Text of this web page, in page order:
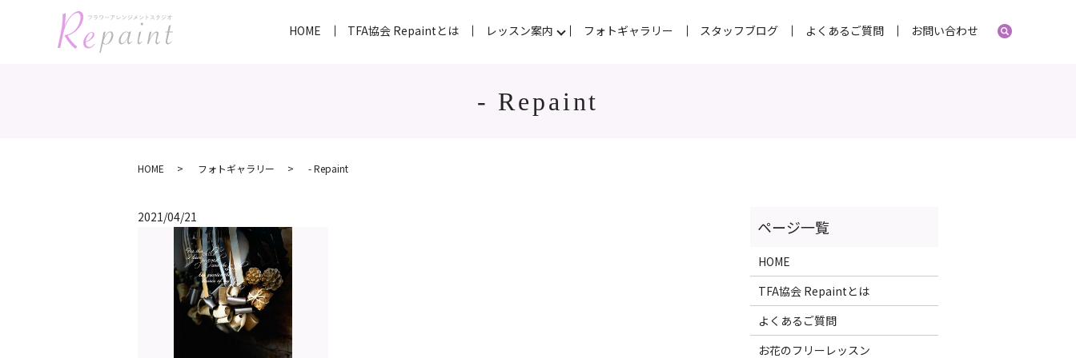
HOME TFA協会 Repaintとは レッスン案内 フォトギャラリー スタッフブログ よくあるご質問 お問い合わせ
- Repaint
HOME フォトギャラリー - Repaint
2021/04/21
HOME
TFA協会 Repaintとは
よくあるご質問
お花のフリーレッスン